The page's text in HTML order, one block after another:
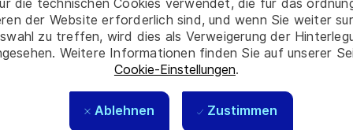
die technischen Cookies verwendet, die für das
der Website erforderlich sind, und wenn Sie weiter
zu treffen, wird dies als Verweigerung der
Weitere Informationen finden Sie auf unserer
Cookie-Einstellungen.
Ablehnen Zustimmen
Techniques, Industriels, Logistique...) et externes
Produit Plateforme client de safecore